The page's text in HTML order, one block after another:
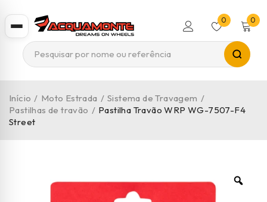
0 0
Início / Moto Estrada / Sistema de Travagem /
Pastilhas de travão / Pastilha Travão WRP WG-7507-F4
Street